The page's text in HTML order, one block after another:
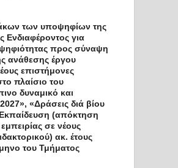
των υποψηφίων της
για
προς σύναψη
ανάθεσης έργου
επιστήμονες
πλαίσιο του
δυναμικό και
«Δράσεις διά βίου
(απόκτηση
σε νέους
ακ. έτους
του Τμήματος